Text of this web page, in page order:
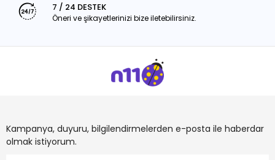
7 / 24 DESTEK
Öneri ve şikayetlerinizi bize iletebilirsiniz.
Kampanya, duyuru, bilgilendirmelerden e-posta ile haberdar
olmak istiyorum.